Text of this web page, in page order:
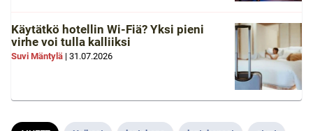
Käytätkö hotellin Wi-Fiä? Yksi pieni
virhe voi tulla kalliiksi
Suvi Mäntylä | 31.07.2026